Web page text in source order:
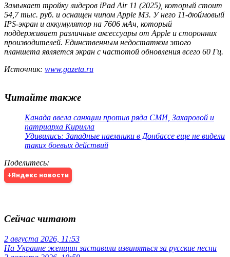
Замыкает тройку лидеров iPad Air 11 (2025), который стоит
54,7 тыс. руб. и оснащен чипом Apple M3. У него 11-дюймовый
IPS-экран и аккумулятор на 7606 мАч, который
поддерживает различные аксессуары от Apple и сторонних
производителей. Единственным недостатком этого
планшета является экран с частотой обновления всего 60 Гц.
Источник: www.gazeta.ru
Читайте также
Канада ввела санкции против ряда СМИ, Захаровой и
патриарха Кирилла
Удивились: Западные наемники в Донбассе еще не видели
таких боевых действий
Поделитесь:
+Яндекс новости
Сейчас читают
2 августа 2026, 11:53
На Украине женщин заставили извиняться за русские песни